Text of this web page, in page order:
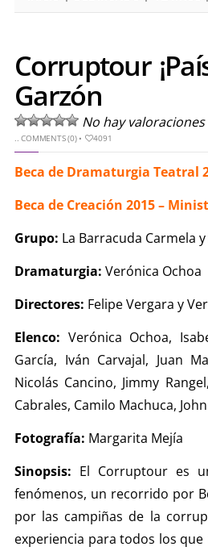
Corruptour
Garzón
No hay valoraciones
..COMMENTS (0)• 4091
Beca de Dramaturgia Teatral
Beca de Creación 2015 –
Grupo: La Barracuda Carmela
Dramaturgia: Verónica Ochoa
Directores: Felipe Vergara y
Elenco: Verónica Ochoa,
García, Iván Carvajal, Juan
Nicolás Cancino, Jimmy
Cabrales, Camilo Machuca,
Fotografía: Margarita Mejía
Sinopsis: El Corruptour es
fenómenos, un recorrido por
por las campiñas de la
experiencia para todos los